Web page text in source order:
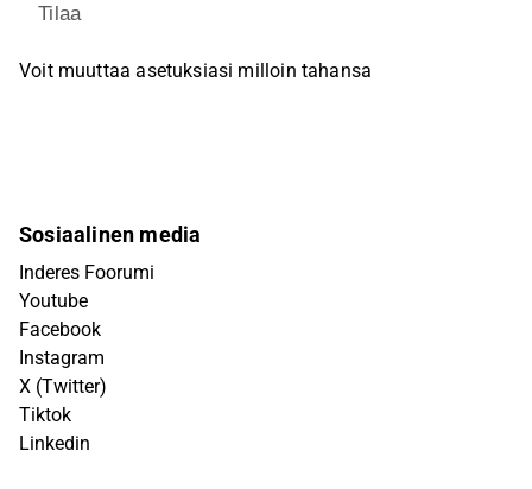
Tilaa
Voit muuttaa asetuksiasi milloin tahansa
Sosiaalinen media
Inderes Foorumi
Youtube
Facebook
Instagram
X (Twitter)
Tiktok
Linkedin